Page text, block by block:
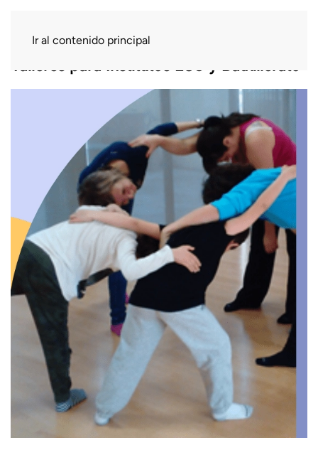
Ir al contenido principal
Talleres para Institutos ESO y Batxillerato